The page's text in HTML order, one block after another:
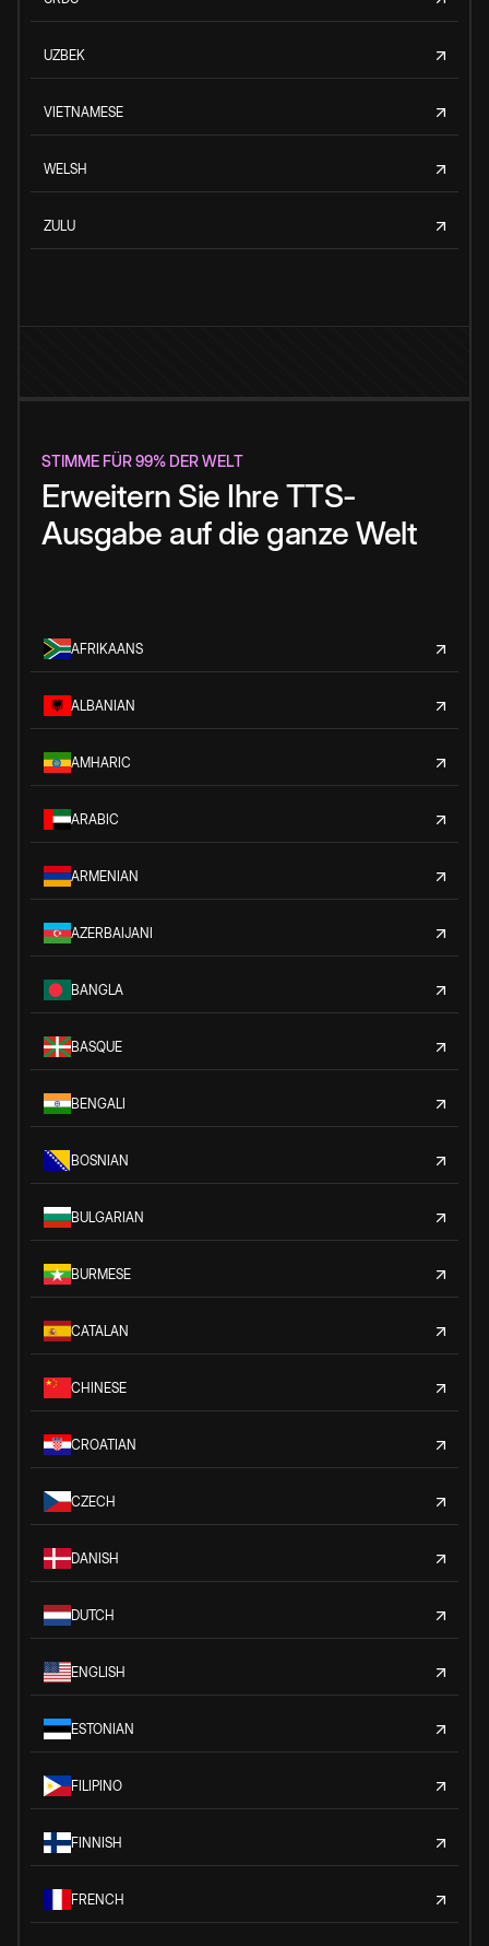
UZBEK
VIETNAMESE
WELSH
ZULU
STIMME FÜR 99% DER WELT
Erweitern Sie Ihre TTS-
Ausgabe auf die ganze Welt
AFRIKAANS
ALBANIAN
AMHARIC
ARABIC
ARMENIAN
AZERBAIJANI
BANGLA
BASQUE
BENGALI
BOSNIAN
BULGARIAN
BURMESE
CATALAN
CHINESE
CROATIAN
CZECH
DANISH
DUTCH
ENGLISH
ESTONIAN
FILIPINO
FINNISH
FRENCH